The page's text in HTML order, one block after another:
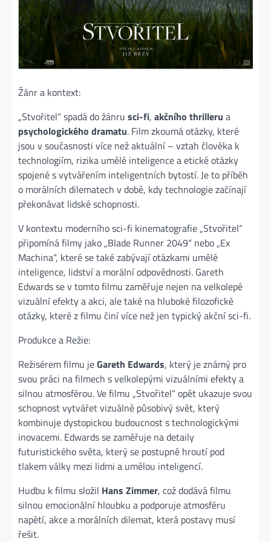
Žánr a kontext:
„Stvořitel“ spadá do žánru sci-fi, akčního thrilleru a
psychologického dramatu. Film zkoumá otázky, které
jsou v současnosti více než aktuální – vztah člověka k
technologiím, rizika umělé inteligence a etické otázky
spojené s vytvářením inteligentních bytostí. Je to příběh
o morálních dilematech v době, kdy technologie začínají
překonávat lidské schopnosti.
V kontextu moderního sci-fi kinematografie „Stvořitel“
připomíná filmy jako „Blade Runner 2049“ nebo „Ex
Machina“, které se také zabývají otázkami umělé
inteligence, lidství a morální odpovědnosti. Gareth
Edwards se v tomto filmu zaměřuje nejen na velkolepé
vizuální efekty a akci, ale také na hluboké filozofické
otázky, které z filmu činí více než jen typický akční sci-fi.
Produkce a Režie:
Režisérem filmu jeGareth Edwards, který je známý pro
svou práci na filmech s velkolepými vizuálními efekty a
silnou atmosférou. Ve filmu „Stvořitel“ opět ukazuje svou
schopnost vytvářet vizuálně působivý svět, který
kombinuje dystopickou budoucnost s technologickými
inovacemi. Edwards se zaměřuje na detaily
futuristického světa, který se postupně hroutí pod
tlakem války mezi lidmi a umělou inteligencí.
Hudbu k filmu složil Hans Zimmer, což dodává filmu
silnou emocionální hloubku a podporuje atmosféru
napětí, akce a morálních dilemat, která postavy musí
řešit.